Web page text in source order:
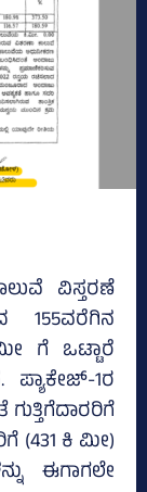
ವಿಸ್ತರಣೆ
155ವರೆಗಿನ
ಗೆ ಒಟ್ಟಾರೆ
1ರ
(431 ಕಿ ಮೀ)
ಈಗಾಗಲೇ